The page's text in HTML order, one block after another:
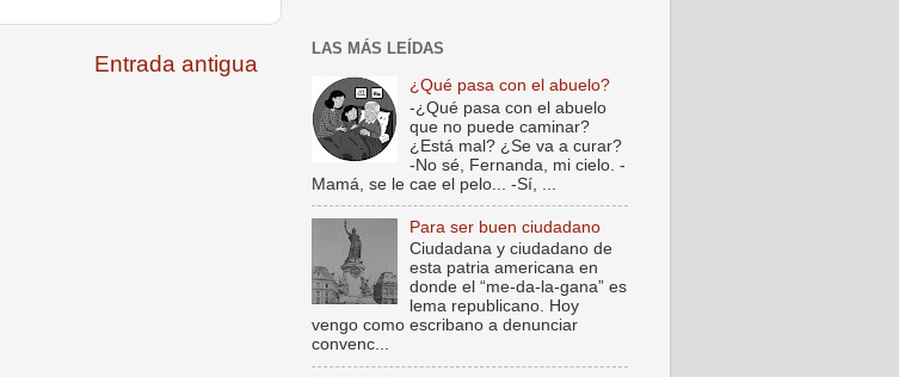
Entrada antigua
LAS MÁS LEÍDAS
¿Qué pasa con el abuelo?
-¿Qué pasa con el abuelo
que no puede caminar?
¿Está mal? ¿Se va a curar?
-No sé, Fernanda, mi cielo. -
Mamá, se le cae el pelo... -Sí, ...
Para ser buen ciudadano
Ciudadana y ciudadano de
esta patria americana en
donde el “me-da-la-gana” es
lema republicano. Hoy
vengo como escribano a denunciar
convenc...